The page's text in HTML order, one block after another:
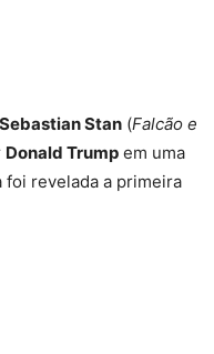
Sebastian Stan (Falcão e
Donald Trump em uma
foi revelada a primeira